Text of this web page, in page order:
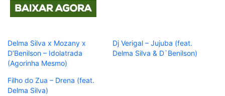
Delma Silva x Mozany x
D’Benilson – Idolatrada
(Agorinha Mesmo)
Dj Verigal – Jujuba (feat.
Delma Silva & D`Benilson)
Filho do Zua – Drena (feat.
Delma Silva)